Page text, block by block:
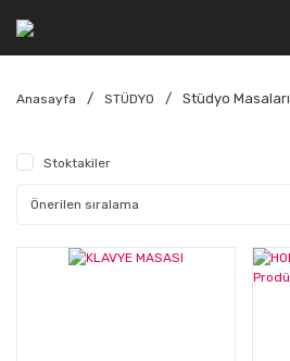
Anasayfa STÜDYO Stüdyo Masaları
Stoktakiler